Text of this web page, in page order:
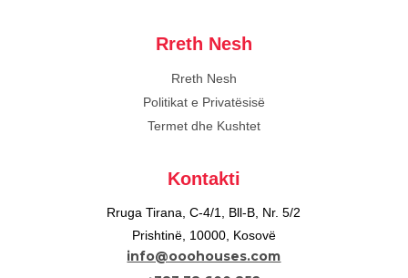
Rreth Nesh
Rreth Nesh
Politikat e Privatësisë
Termet dhe Kushtet
Kontakti
Rruga Tirana, C-4/1, Bll-B, Nr. 5/2
Prishtinë, 10000, Kosovë
info@ooohouses.com